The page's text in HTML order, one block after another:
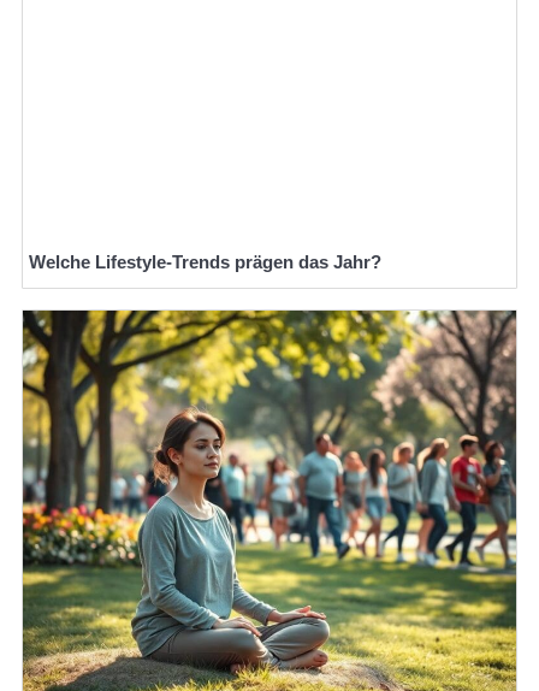
Welche Lifestyle-Trends prägen das Jahr?